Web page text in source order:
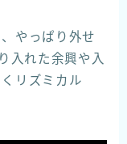
やっぱり外せ
入れた余興や入
リズミカル